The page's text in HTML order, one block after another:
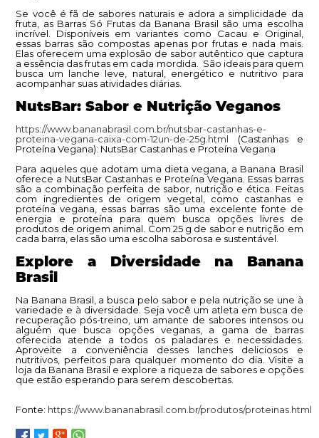
Se você é fã de sabores naturais e adora a simplicidade da
fruta, as Barras Só Frutas da Banana Brasil são uma escolha
incrível. Disponíveis em variantes como Cacau e Original,
essas barras são compostas apenas por frutas e nada mais.
Elas oferecem uma explosão de sabor autêntico que captura
a essência das frutas em cada mordida. São ideais para quem
busca um lanche leve, natural, energético e nutritivo para
acompanhar suas atividades diárias.
NutsBar: Sabor e Nutrição Veganos
https://www.bananabrasil.com.br/nutsbar-castanhas-e-
proteina-vegana-caixa-com-12un-de-25g.html (Castanhas e
Proteína Vegana): NutsBar Castanhas e Proteína Vegana
Para aqueles que adotam uma dieta vegana, a Banana Brasil
oferece a NutsBar Castanhas e Proteína Vegana. Essas barras
são a combinação perfeita de sabor, nutrição e ética. Feitas
com ingredientes de origem vegetal, como castanhas e
proteína vegana, essas barras são uma excelente fonte de
energia e proteína para quem busca opções livres de
produtos de origem animal. Com 25 g de sabor e nutrição em
cada barra, elas são uma escolha saborosa e sustentável.
Explore a Diversidade na Banana
Brasil
Na Banana Brasil, a busca pelo sabor e pela nutrição se une à
variedade e à diversidade. Seja você um atleta em busca de
recuperação pós-treino, um amante de sabores intensos ou
alguém que busca opções veganas, a gama de barras
oferecida atende a todos os paladares e necessidades.
Aproveite a conveniência desses lanches deliciosos e
nutritivos, perfeitos para qualquer momento do dia. Visite a
loja da Banana Brasil e explore a riqueza de sabores e opções
que estão esperando para serem descobertas.
Fonte: https://www.bananabrasil.com.br/produtos/proteinas.html